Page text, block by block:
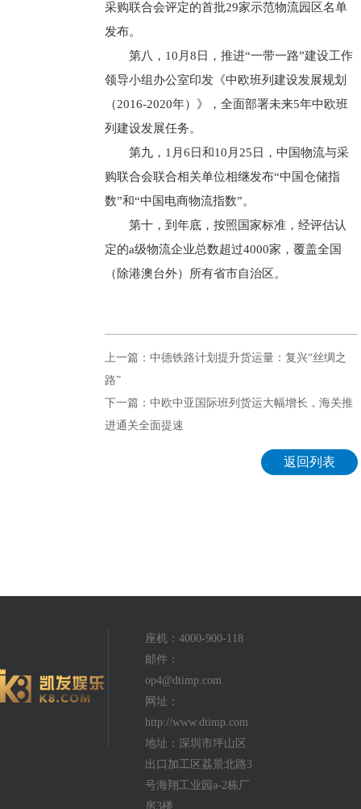
采购联合会评定的首批29家示范物流园区名单
发布。
第八，10月8日，推进“一带一路”建设工作
领导小组办公室印发《中欧班列建设发展规划
（2016-2020年）》，全面部署未来5年中欧班
列建设发展任务。
第九，1月6日和10月25日，中国物流与采
购联合会联合相关单位相继发布“中国仓储指
数”和“中国电商物流指数”。
第十，到年底，按照国家标准，经评估认
定的a级物流企业总数超过4000家，覆盖全国
（除港澳台外）所有省市自治区。
上一篇：中德铁路计划提升货运量：复兴“丝绸之
路”
下一篇：中欧中亚国际班列货运大幅增长，海关推
进通关全面提速
返回列表
座机：4000-900-118
邮件：
op4@dtimp.com
网址：
http://www.dtimp.com
地址：深圳市坪山区
出口加工区荔景北路3
号海翔工业园a-2栋厂
房3楼